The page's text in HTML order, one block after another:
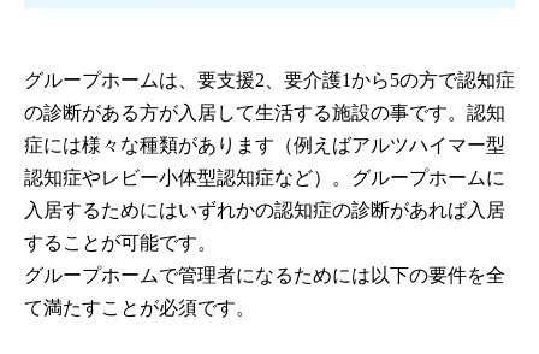
グループホームは、要支援2、要介護1から5の方で認知症
の診断がある方が入居して生活する施設の事です。認知
症には様々な種類があります（例えばアルツハイマー型
認知症やレビー小体型認知症など）。グループホームに
入居するためにはいずれかの認知症の診断があれば入居
することが可能です。
グループホームで管理者になるためには以下の要件を全
て満たすことが必須です。